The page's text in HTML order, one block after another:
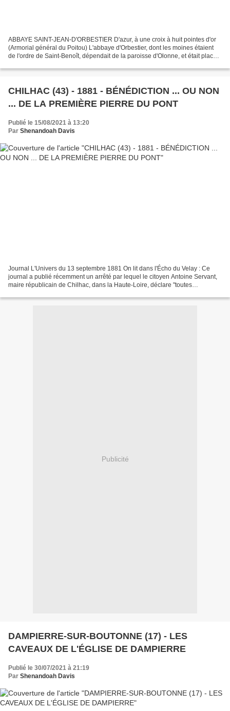
ABBAYE SAINT-JEAN-D'ORBESTIER D'azur, à une croix à huit pointes d'or
(Armorial général du Poitou) L'abbaye d'Orbestier, dont les moines étaient
de l'ordre de Saint-Benoît, dépendait de la paroisse d'Olonne, et était placée
CHILHAC (43) - 1881 - BÉNÉDICTION ... OU NON
... DE LA PREMIÈRE PIERRE DU PONT
Publié le 15/08/2021 à 13:20
Par Shenandoah Davis
Journal L'Univers du 13 septembre 1881 On lit dans l'Écho du Velay : Ce
journal a publié récemment un arrêté par lequel le citoyen Antoine Servant,
maire républicain de Chilhac, dans la Haute-Loire, déclare "toutes
Publicité
DAMPIERRE-SUR-BOUTONNE (17) - LES
CAVEAUX DE L'ÉGLISE DE DAMPIERRE
Publié le 30/07/2021 à 21:19
Par Shenandoah Davis